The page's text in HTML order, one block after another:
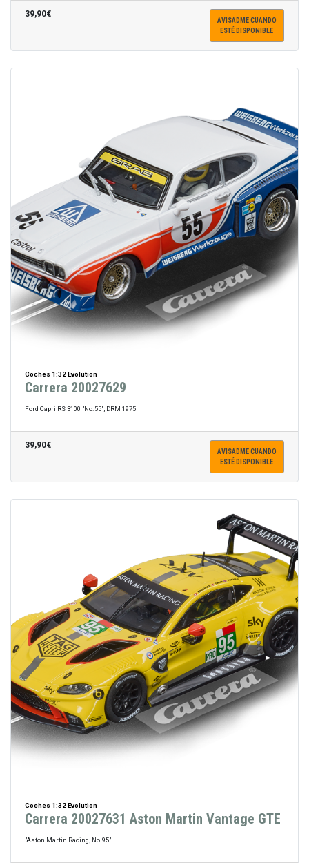
39,90€
AVISADME CUANDO
ESTÉ DISPONIBLE
Coches 1:32 Evolution
Carrera 20027629
Ford Capri RS 3100 "No.55", DRM 1975
39,90€
AVISADME CUANDO
ESTÉ DISPONIBLE
Coches 1:32 Evolution
Carrera 20027631 Aston Martin Vantage GTE
"Aston Martin Racing, No.95"